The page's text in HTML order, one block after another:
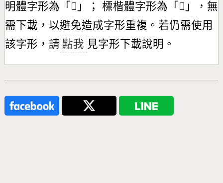
明體字形為「 𢿼 」； 標楷體字形為「 𢿼 」，無
需下載，以避免造成字形重複。若仍需使用
該字形，請 點我 見字形下載說明。